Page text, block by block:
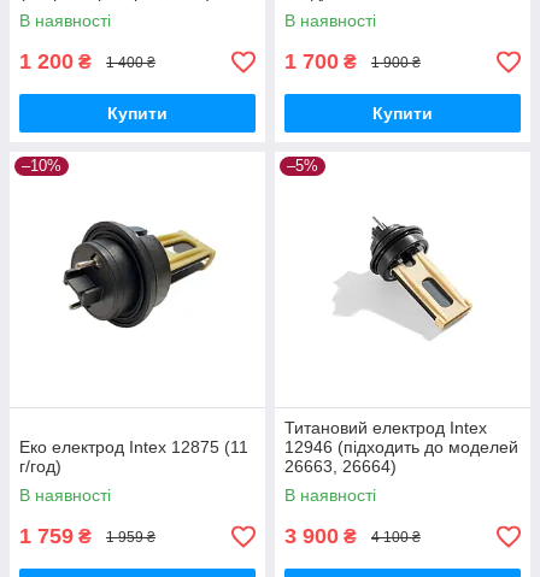
В наявності
1 200 ₴ 1 400 ₴
Купити
В наявності
1 700 ₴ 1 900 ₴
Купити
–10%
Еко електрод Intex 12875 (11
г/год)
В наявності
1 759 ₴ 1 959 ₴
–5%
Титановий електрод Intex
12946 (підходить до моделей
26663, 26664)
В наявності
3 900 ₴ 4 100 ₴